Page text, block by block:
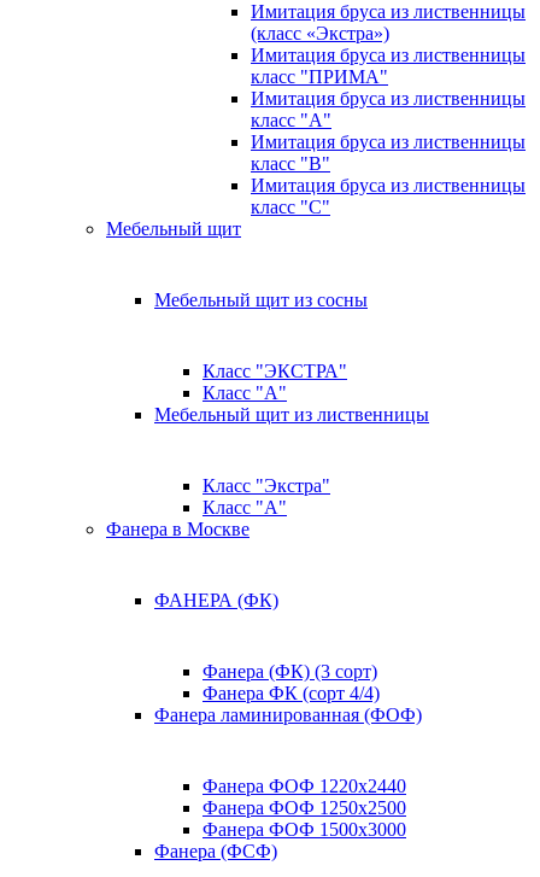
Имитация бруса из лиственницы
(класс «Экстра»)
Имитация бруса из лиственницы
класс "ПРИМА"
Имитация бруса из лиственницы
класс "А"
Имитация бруса из лиственницы
класс "B"
Имитация бруса из лиственницы
класс "C"
Мебельный щит
Мебельный щит из сосны
Класс "ЭКСТРА"
Класс "А"
Мебельный щит из лиственницы
Класс "Экстра"
Класс "А"
Фанера в Москве
ФАНЕРА (ФК)
Фанера (ФК) (3 сорт)
Фанера ФК (сорт 4/4)
Фанера ламинированная (ФОФ)
Фанера ФОФ 1220x2440
Фанера ФОФ 1250x2500
Фанера ФОФ 1500x3000
Фанера (ФСФ)